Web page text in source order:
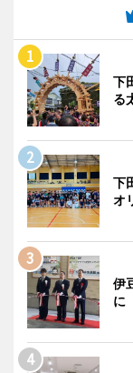
下
る
下
オ
伊
に